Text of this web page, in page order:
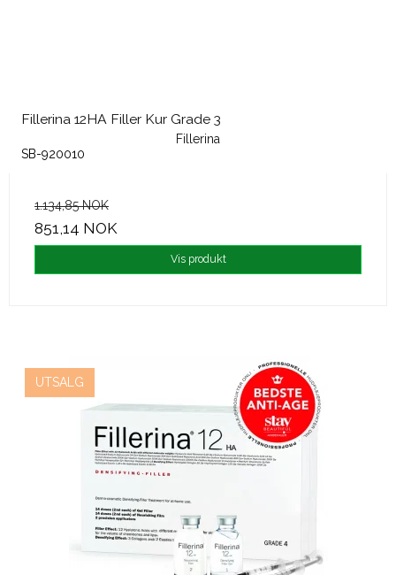
Fillerina 12HA Filler Kur Grade 3
Fillerina
SB-920010
1.134,85 NOK
851,14 NOK
Vis produkt
UTSALG